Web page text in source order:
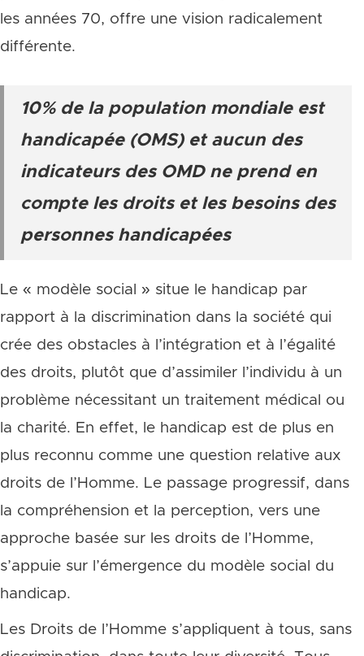
les années 70, offre une vision radicalement
différente.
10% de la population mondiale est
handicapée (OMS) et aucun des
indicateurs des OMD ne prend en
compte les droits et les besoins des
personnes handicapées
Le « modèle social » situe le handicap par
rapport à la discrimination dans la société qui
crée des obstacles à l’intégration et à l’égalité
des droits, plutôt que d’assimiler l’individu à un
problème nécessitant un traitement médical ou
la charité. En effet, le handicap est de plus en
plus reconnu comme une question relative aux
droits de l’Homme. Le passage progressif, dans
la compréhension et la perception, vers une
approche basée sur les droits de l’Homme,
s’appuie sur l’émergence du modèle social du
handicap.
Les Droits de l’Homme s’appliquent à tous, sans